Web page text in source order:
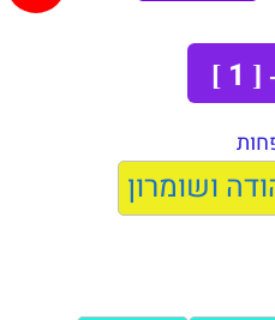
[
1
]
ושומרון